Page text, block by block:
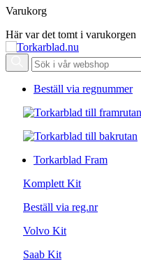
Varukorg
Här var det tomt i varukorgen
Beställ via regnummer
Torkarblad Fram
Komplett Kit
Beställ via reg.nr
Volvo Kit
Saab Kit